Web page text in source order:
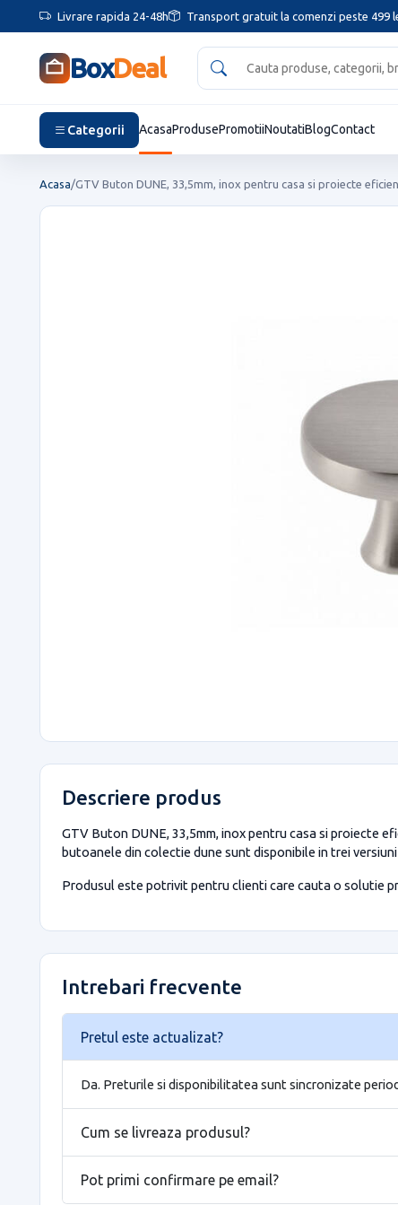
Livrare rapida 24-48h Transport gratuit la comenzi peste 499
BoxDeal
Categorii AcasaProdusePromotiiNoutatiBlogContact
Acasa/GTV Buton DUNE, 33,5mm, inox pentru casa si proiecte
Descriere produs
GTV Buton DUNE, 33,5mm, inox pentru casa si proiecte
butoanele din colectie dune sunt disponibile in trei
Produsul este potrivit pentru clienti care cauta o solutie
Intrebari frecvente
Pretul este actualizat?
Da. Preturile si disponibilitatea sunt sincronizate
Cum se livreaza produsul?
Pot primi confirmare pe email?